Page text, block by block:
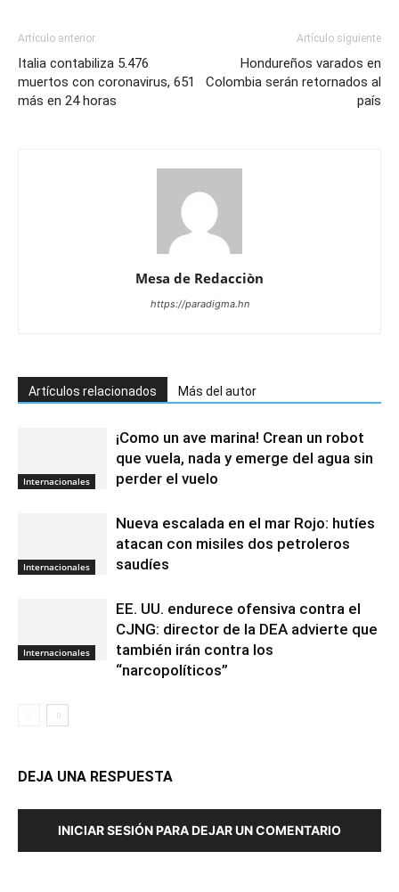
Artículo anterior
Italia contabiliza 5.476
muertos con coronavirus, 651
más en 24 horas
Artículo siguiente
Hondureños varados en
Colombia serán retornados al
país
Mesa de Redacciòn
https://paradigma.hn
Artículos relacionados Más del autor
Internacionales
¡Como un ave marina! Crean un robot
que vuela, nada y emerge del agua sin
perder el vuelo
Internacionales
Nueva escalada en el mar Rojo: hutíes
atacan con misiles dos petroleros
saudíes
Internacionales
EE. UU. endurece ofensiva contra el
CJNG: director de la DEA advierte que
también irán contra los
“narcopolíticos”
DEJA UNA RESPUESTA
INICIAR SESIÓN PARA DEJAR UN COMENTARIO